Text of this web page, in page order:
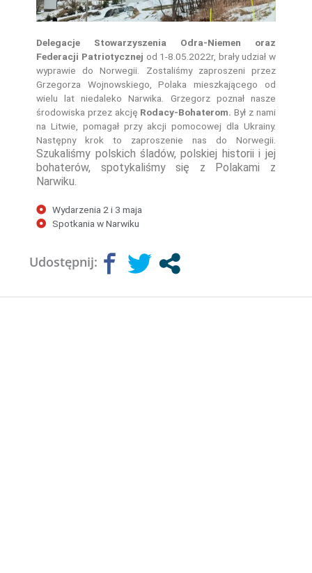
Delegacje Stowarzyszenia Odra-Niemen oraz
Federacji Patriotycznej od 1-8.05.2022r, brały udział w
wyprawie do Norwegii. Zostaliśmy zaproszeni przez
Grzegorza Wojnowskiego, Polaka mieszkającego od
wielu lat niedaleko Narwika. Grzegorz poznał nasze
środowiska przez akcję Rodacy-Bohaterom.Był z nami
na Litwie, pomagał przy akcji pomocowej dla Ukrainy.
Następny krok to zaproszenie nas do Norwegii.
Szukaliśmy polskich śladów, polskiej historii i jej
bohaterów, spotykaliśmy się z Polakami z
Narwiku.
Wydarzenia 2 i 3 maja
Spotkania w Narwiku
Udostępnij: